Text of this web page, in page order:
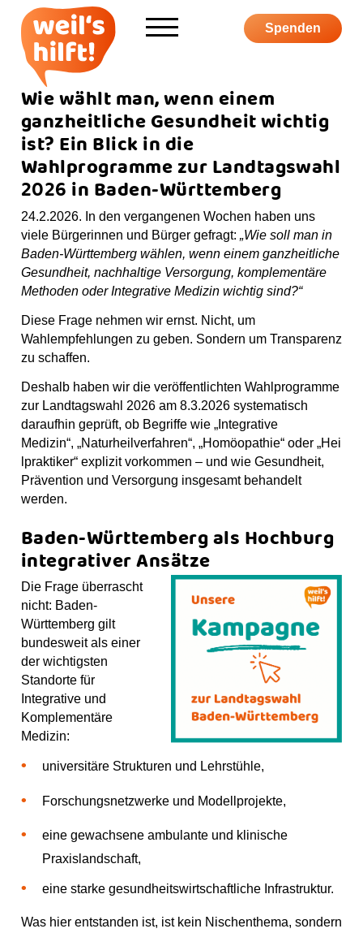
Spenden
Informieren
Aktiv werden
Kampagne
S
u
h
e
F
a
e
b
o
k
I
n
t
a
r
a
m
Y
o
T
u
e
P
o
c
a
t
h
p
Wie wählt man, wenn einem
ganzheitliche Gesundheit wichtig
ist? Ein Blick in die
Wahlprogramme zur Landtagswahl
2026 in Baden-Württemberg
24.2.2026. In den vergangenen Wochen haben uns
viele Bürgerinnen und Bürger gefragt: „Wie soll man in
Baden-Württemberg wählen, wenn einem ganzheitliche
Gesundheit, nachhaltige Versorgung, komplementäre
Methoden oder Integrative Medizin wichtig sind?“
Diese Frage nehmen wir ernst. Nicht, um
Wahlempfehlungen zu geben. Sondern um Transparenz
zu schaffen.
Deshalb haben wir die veröffentlichten Wahlprogramme
zur Landtagswahl 2026 am 8.3.2026 systematisch
daraufhin geprüft, ob Begriffe wie „Integrative
Medizin“, „Naturheilverfahren“, „Homöopathie“ oder „Hei
lpraktiker“ explizit vorkommen – und wie Gesundheit,
Prävention und Versorgung insgesamt behandelt
werden.
Baden-Württemberg als Hochburg
integrativer Ansätze
Die Frage überrascht
nicht: Baden-
Württemberg gilt
bundesweit als einer
der wichtigsten
Standorte für
Integrative und
Komplementäre
Medizin:
universitäre Strukturen und Lehrstühle,
Forschungsnetzwerke und Modellprojekte,
eine gewachsene ambulante und klinische
Praxislandschaft,
eine starke gesundheitswirtschaftliche Infrastruktur.
Was hier entstanden ist, ist kein Nischenthema, sondern